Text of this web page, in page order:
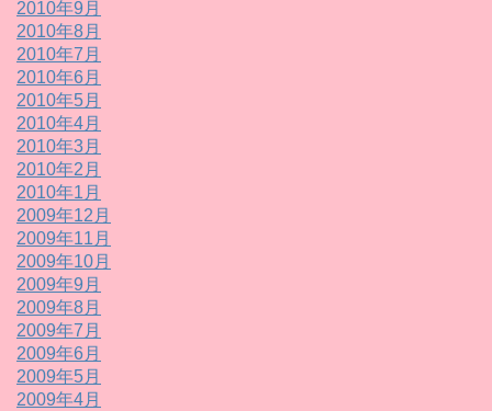
2010年9月
2010年8月
2010年7月
2010年6月
2010年5月
2010年4月
2010年3月
2010年2月
2010年1月
2009年12月
2009年11月
2009年10月
2009年9月
2009年8月
2009年7月
2009年6月
2009年5月
2009年4月